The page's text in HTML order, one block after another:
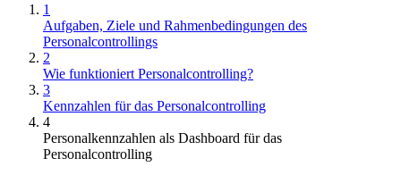
1
Aufgaben, Ziele und Rahmenbedingungen des
Personalcontrollings
2
Wie funktioniert Personalcontrolling?
3
Kennzahlen für das Personalcontrolling
4
Personalkennzahlen als Dashboard für das
Personalcontrolling